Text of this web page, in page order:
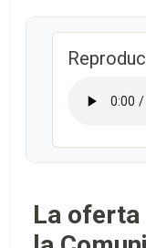
La oferta